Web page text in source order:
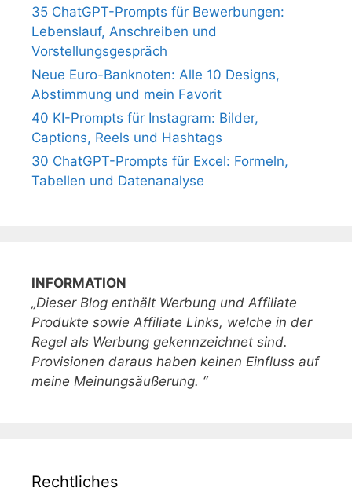
35 ChatGPT-Prompts für Bewerbungen:
Lebenslauf, Anschreiben und
Vorstellungsgespräch
Neue Euro-Banknoten: Alle 10 Designs,
Abstimmung und mein Favorit
40 KI-Prompts für Instagram: Bilder,
Captions, Reels und Hashtags
30 ChatGPT-Prompts für Excel: Formeln,
Tabellen und Datenanalyse
INFORMATION
„Dieser Blog enthält Werbung und Affiliate
Produkte sowie Affiliate Links, welche in der
Regel als Werbung gekennzeichnet sind.
Provisionen daraus haben keinen Einfluss auf
meine Meinungsäußerung. “
Rechtliches